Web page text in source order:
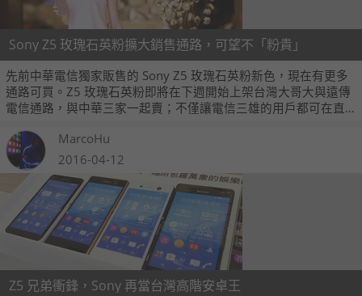
Sony Z5 玫瑰石英粉擴大銷售通路，可望不「粉貴」
先前中華電信獨家販售的 Sony Z5 玫瑰石英粉新色，現在有更多
通路可買。Z5 玫瑰石英粉即將在下週開始上架台灣大哥大與遠傳
電信通路，與中華三家一起賣；不僅讓電信三雄的用戶都可在直
英粉之後價格會比較降一點啦！
MarcoHu
2016-04-12
Z5 兄弟衝鋒，Sony 再當台灣高階安卓王